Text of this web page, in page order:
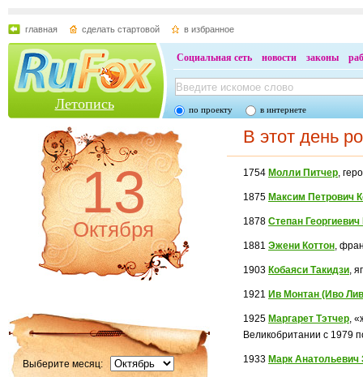
главная сделать стартовой в избранное
Летопись
Социальная сеть новости законы
по проекту в интернете
13
Октября
Выберите месяц:
В этот день
1754 Молли Питчер,
1875 Максим Петрович
1878Степан
1881Эжени Коттон,
1903 Кобаяси Такидзи,
1921 Ив Монтан (Иво
1925 Маргарет Тэтчер,
Великобритании с 1979
1933 Марк Анатольевич